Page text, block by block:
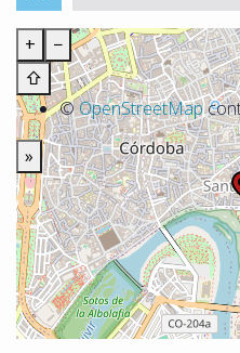
+
−
⇧
©OpenStreetMap
»